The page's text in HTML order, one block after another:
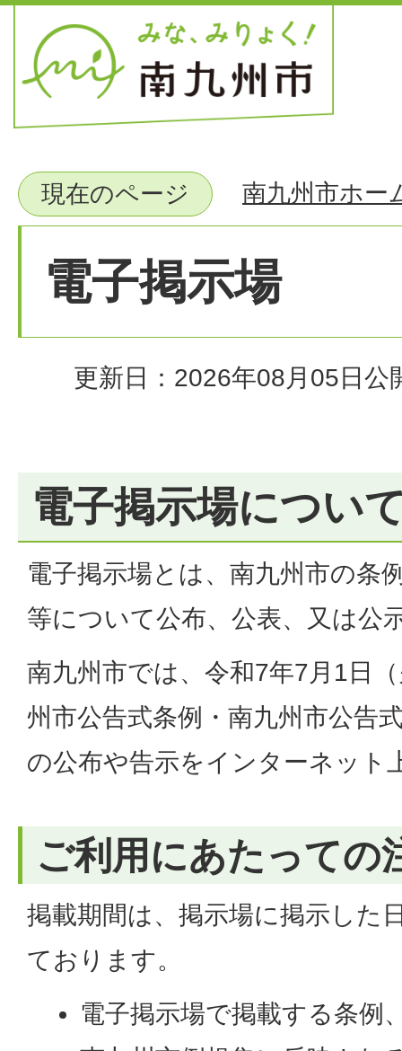
現在のページ 南九州市ホー
電子掲示場
更新日：2026年08月05日 公
電子掲示場につい
電子掲示場とは、南九州市の条
等について公布、公表、又は公
南九州市では、令和7年7月1日
州市公告式条例・南九州市公告
の公布や告示をインターネット
ご利用にあたっての
掲載期間は、掲示場に掲示した
ております。
電子掲示場で掲載する条例